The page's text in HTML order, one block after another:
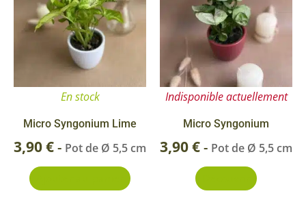
En stock
Micro Syngonium Lime
3,90€- Pot de Ø 5,5 cm
Indisponible actuellement
Micro Syngonium
3,90€- Pot de Ø 5,5 cm